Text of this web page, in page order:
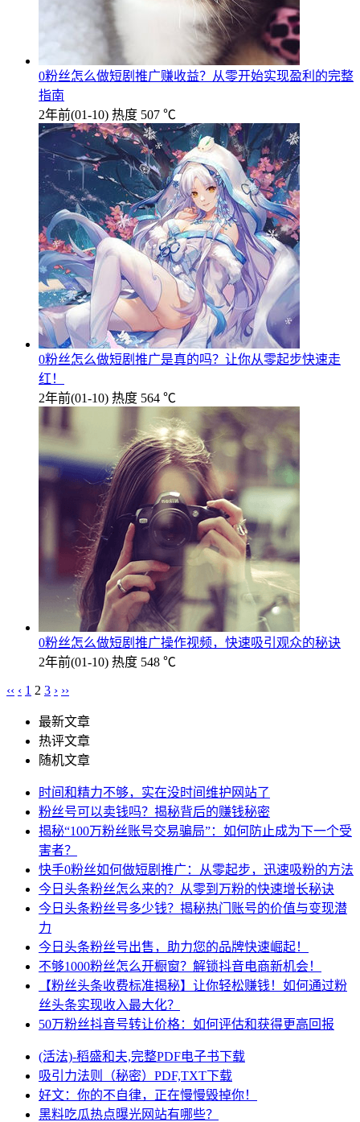
0粉丝怎么做短剧推广赚收益？从零开始实现盈利的完整
指南
2年前(01-10) 热度 507 ℃
0粉丝怎么做短剧推广是真的吗？让你从零起步快速走
红！
2年前(01-10) 热度 564 ℃
0粉丝怎么做短剧推广操作视频，快速吸引观众的秘诀
2年前(01-10) 热度 548 ℃
‹‹ ‹ 1 2 3 › ››
最新文章
热评文章
随机文章
时间和精力不够，实在没时间维护网站了
粉丝号可以卖钱吗？揭秘背后的赚钱秘密
揭秘“100万粉丝账号交易骗局”：如何防止成为下一个受
害者？
快手0粉丝如何做短剧推广：从零起步，迅速吸粉的方法
今日头条粉丝怎么来的？从零到万粉的快速增长秘诀
今日头条粉丝号多少钱？揭秘热门账号的价值与变现潜
力
今日头条粉丝号出售，助力您的品牌快速崛起！
不够1000粉丝怎么开橱窗？解锁抖音电商新机会！
【粉丝头条收费标准揭秘】让你轻松赚钱！如何通过粉
丝头条实现收入最大化？
50万粉丝抖音号转让价格：如何评估和获得更高回报
(活法)-稻盛和夫,完整PDF电子书下载
吸引力法则（秘密）PDF,TXT下载
好文：你的不自律，正在慢慢毁掉你！
黑料吃瓜热点曝光网站有哪些？